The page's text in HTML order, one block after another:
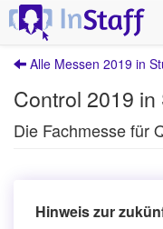
Alle Messen 2019 in
Control 2019 in
Die Fachmesse für
Hinweis zur